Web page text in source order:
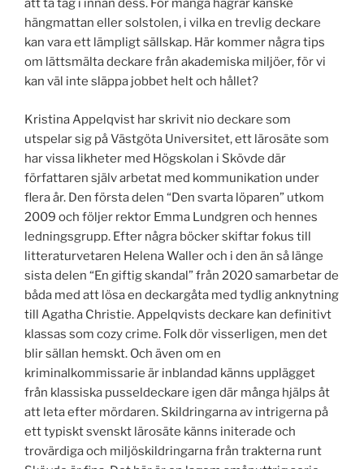
att ta tag i innan dess. För många hägrar kanske
hängmattan eller solstolen, i vilka en trevlig deckare
kan vara ett lämpligt sällskap. Här kommer några tips
om lättsmälta deckare från akademiska miljöer, för vi
kan väl inte släppa jobbet helt och hållet?
Kristina Appelqvist har skrivit nio deckare som
utspelar sig på Västgöta Universitet, ett lärosäte som
har vissa likheter med Högskolan i Skövde där
författaren själv arbetat med kommunikation under
flera år. Den första delen “Den svarta löparen” utkom
2009 och följer rektor Emma Lundgren och hennes
ledningsgrupp. Efter några böcker skiftar fokus till
litteraturvetaren Helena Waller och i den än så länge
sista delen “En giftig skandal” från 2020 samarbetar de
båda med att lösa en deckargåta med tydlig anknytning
till Agatha Christie. Appelqvists deckare kan definitivt
klassas som cozy crime. Folk dör visserligen, men det
blir sällan hemskt. Och även om en
kriminalkommissarie är inblandad känns upplägget
från klassiska pusseldeckare igen där många hjälps åt
att leta efter mördaren. Skildringarna av intrigerna på
ett typiskt svenskt lärosäte känns initerade och
trovärdiga och miljöskildringarna från trakterna runt